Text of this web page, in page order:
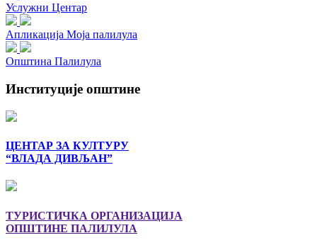
Услужни Центар
Апликација Моја палилула
Општина Палилула
Институције општине
ЦЕНТАР ЗА КУЛТУРУ
“ВЛАДА ДИВЉАН”
ТУРИСТИЧКА ОРГАНИЗАЦИЈА
ОПШТИНЕ ПАЛИЛУЛА